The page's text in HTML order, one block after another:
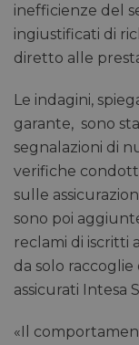
inefficienze del
ingiustificati di
diretto alle
Le indagini,
garante, sono
segnalazioni di
verifiche
sulle
sono poi
reclami di iscritti
da solo
assicurati Intesa
«Il